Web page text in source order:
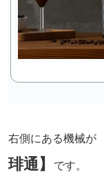
右側にある機械が
琲通】
です。